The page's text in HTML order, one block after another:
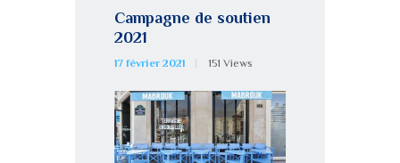
Campagne de soutien
2021
17 février 2021 151 Views